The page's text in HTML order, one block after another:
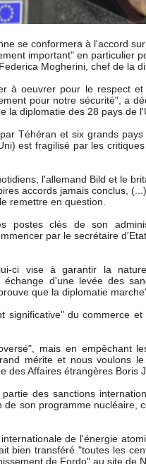
se conformera à l'accord
important" en particulier
Mogherini, chef de la
à oeuvrer pour le respect
pour notre sécurité", a
la diplomatie des 28 pays de
Téhéran et six grands pays
est fragilisé par les
l'allemand Bild et le
accords jamais conclus,
remettre en question.
postes clés de son
par le secrétaire
ci vise à garantir la
d'une levée des
que la diplomatie
significative" du commerce
mais en empêchant
mérite et nous voulons
des Affaires étrangères Boris
des sanctions
de son programme nucléaire,
de l'énergie
bien transféré "toutes les
de Fordo" au site de